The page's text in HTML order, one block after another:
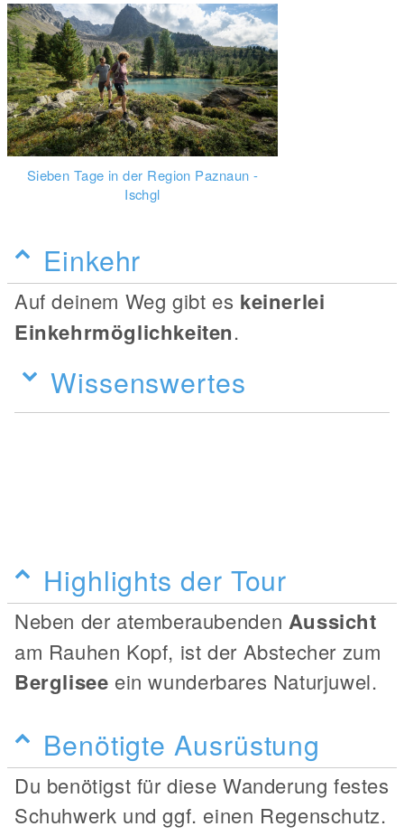
Sieben Tage in der Region Paznaun -
Ischgl
Einkehr
Auf deinem Weg gibt es keinerlei
Einkehrmöglichkeiten.
Wissenswertes
Highlights der Tour
Neben der atemberaubenden Aussicht
am Rauhen Kopf, ist der Abstecher zum
Berglisee ein wunderbares Naturjuwel.
Benötigte Ausrüstung
Du benötigst für diese Wanderung festes
Schuhwerk und ggf. einen Regenschutz.